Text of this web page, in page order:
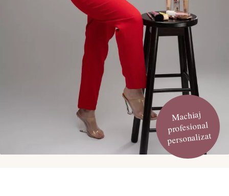
Machiaj
profesional
personalizat